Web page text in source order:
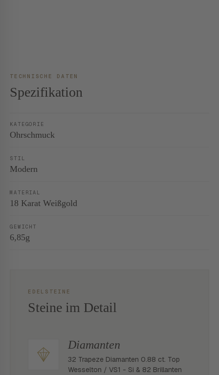
TECHNISCHE DATEN
Spezifikation
KATEGORIE
Ohrschmuck
STIL
Modern
MATERIAL
18 Karat Weißgold
GEWICHT
6,85g
EDELSTEINE
Steine im Detail
Diamanten
32 Trapeze Diamanten 0.88 ct. Top
Wesselton / VS1 - Si & 82 Brillanten